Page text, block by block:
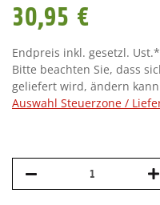
30,95 €
Endpreis inkl. gesetzl. Ust.*
Bitte beachten Sie, dass
geliefert wird, ändern kann
Auswahl Steuerzone /